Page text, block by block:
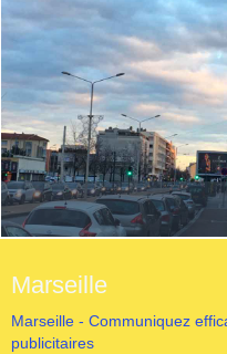
Marseille
Marseille - Communiquez
publicitaires